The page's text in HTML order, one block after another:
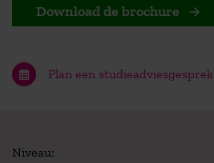
Download de brochure
Plan een studieadviesgesprek
Niveau: